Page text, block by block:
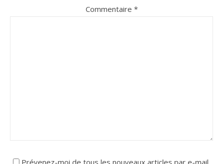
Commentaire *
Prévenez-moi de tous les nouveaux articles par e-mail.